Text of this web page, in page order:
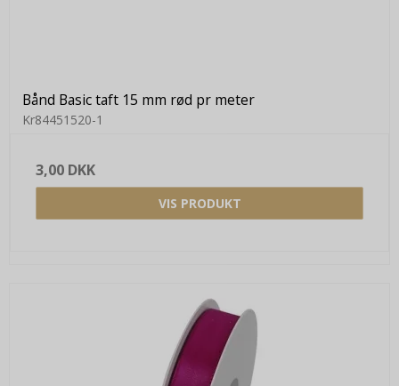
Bånd Basic taft 15 mm rød pr meter
Kr84451520-1
3,00 DKK
VIS PRODUKT